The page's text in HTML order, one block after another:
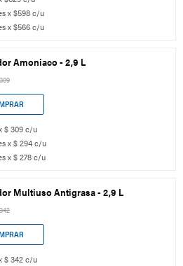
x $598 c/u
x $566 c/u
Amoniaco - 2,9 L
309
$ 309 c/u
x $ 294 c/u
x $ 278 c/u
Multiuso Antigrasa - 2,9 L
342
$ 342 c/u